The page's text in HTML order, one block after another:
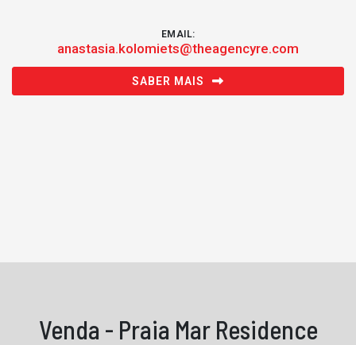
EMAIL:
anastasia.kolomiets@theagencyre.com
SABER MAIS
Venda - Praia Mar Residence